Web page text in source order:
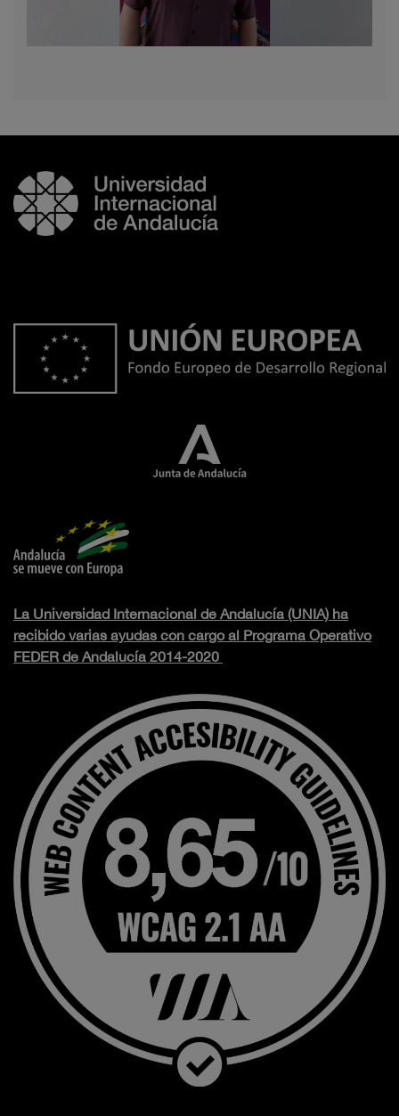
La Universidad Internacional de Andalucía (UNIA) ha
recibido varias ayudas con cargo al Programa Operativo
FEDER de Andalucía 2014-2020